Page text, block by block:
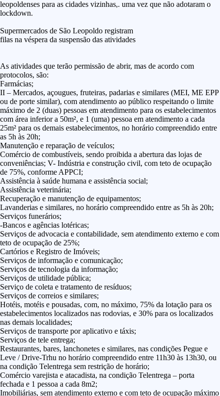
leopoldenses para as cidades vizinhas,. uma vez que não adotaram o
lockdown.
Supermercados de São Leopoldo registram
filas na véspera da suspensão das atividades
As atividades que terão permissão de abrir, mas de acordo com
protocolos, são:
Farmácias;
II – Mercados, açougues, fruteiras, padarias e similares (MEI, ME EPP
ou de porte similar), com atendimento ao público respeitando o limite
máximo de 2 (duas) pessoas em atendimento para os estabelecimentos
com área inferior a 50m², e 1 (uma) pessoa em atendimento a cada
25m² para os demais estabelecimentos, no horário compreendido entre
as 5h às 20h;
Manutenção e reparação de veículos;
Comércio de combustíveis, sendo proibida a abertura das lojas de
conveniências; V- Indústria e construção civil, com teto de ocupação
de 75%, conforme APPCI;
Assistência à saúde humana e assistência social;
Assistência veterinária;
Recuperação e manutenção de equipamentos;
Lavanderias e similares, no horário compreendido entre as 5h às 20h;
Serviços funerários;
-Bancos e agências lotéricas;
Serviços de advocacia e contabilidade, sem atendimento externo e com
teto de ocupação de 25%;
Cartórios e Registro de Imóveis;
Serviços de informação e comunicação;
Serviços de tecnologia da informação;
Serviços de utilidade pública;
Serviço de coleta e tratamento de resíduos;
Serviços de correios e similares;
Hotéis, motéis e pousadas, com, no máximo, 75% da lotação para os
estabelecimentos localizados nas rodovias, e 30% para os localizados
nas demais localidades;
Serviços de transporte por aplicativo e táxis;
Serviços de tele entrega;
Restaurantes, bares, lanchonetes e similares, nas condições Pegue e
Leve / Drive-Trhu no horário compreendido entre 11h30 às 13h30, ou
na condição Telentrega sem restrição de horário;
Comércio varejista e atacadista, na condição Telentrega – porta
fechada e 1 pessoa a cada 8m2;
Imobiliárias, sem atendimento externo e com teto de ocupação máximo